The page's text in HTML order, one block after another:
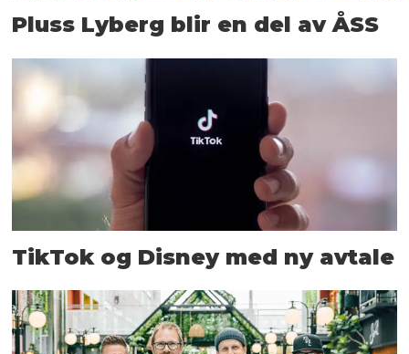
Pluss Lyberg blir en del av ÅSS
TikTok og Disney med ny avtale